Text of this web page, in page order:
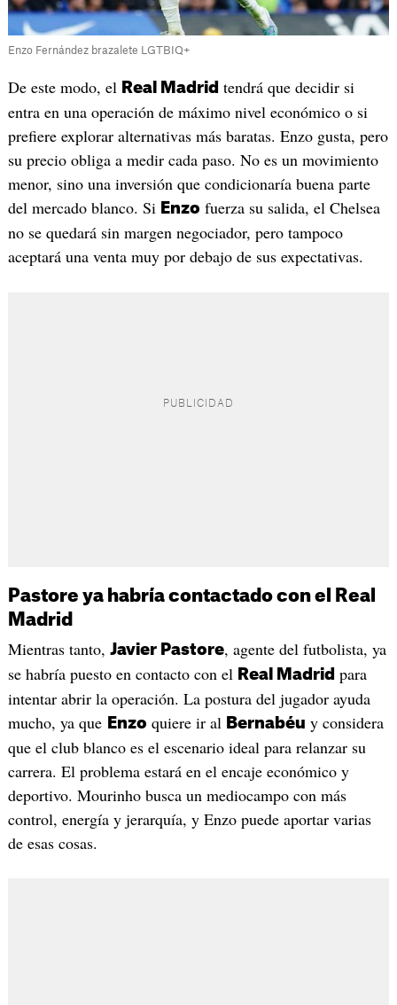
Enzo Fernández brazalete LGTBIQ+
De este modo, el Real Madrid tendrá que decidir si
entra en una operación de máximo nivel económico o si
prefiere explorar alternativas más baratas. Enzo gusta, pero
su precio obliga a medir cada paso. No es un movimiento
menor, sino una inversión que condicionaría buena parte
del mercado blanco. Si Enzo fuerza su salida, el Chelsea
no se quedará sin margen negociador, pero tampoco
aceptará una venta muy por debajo de sus expectativas.
Pastore ya habría contactado con el Real
Madrid
Mientras tanto, Javier Pastore, agente del futbolista, ya
se habría puesto en contacto con el Real Madrid para
intentar abrir la operación. La postura del jugador ayuda
mucho, ya que Enzo quiere ir al Bernabéu y considera
que el club blanco es el escenario ideal para relanzar su
carrera. El problema estará en el encaje económico y
deportivo. Mourinho busca un mediocampo con más
control, energía y jerarquía, y Enzo puede aportar varias
de esas cosas.